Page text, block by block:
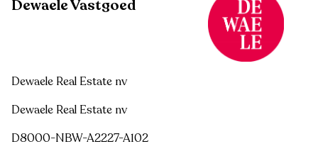
Dewaele Vastgoed
Dewaele Real Estate nv
Dewaele Real Estate nv
D8000-NBW-A2227-A102